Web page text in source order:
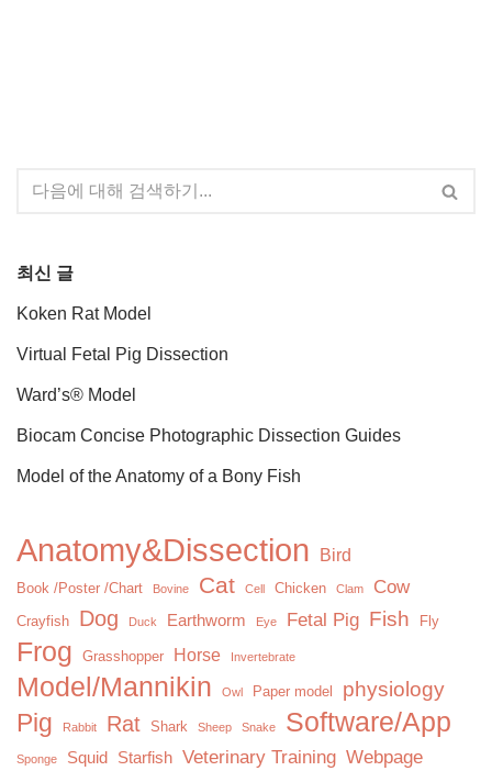
최신 글
Koken Rat Model
Virtual Fetal Pig Dissection
Ward’s® Model
Biocam Concise Photographic Dissection Guides
Model of the Anatomy of a Bony Fish
Anatomy&Dissection Bird
Book /Poster /Chart Bovine Cat Cell Chicken Clam Cow
Crayfish Dog Duck Earthworm Eye Fetal Pig Fish Fly
Frog Grasshopper Horse Invertebrate
Model/Mannikin Owl Paper model physiology
Pig Rabbit Rat Shark Sheep Snake Software/App
Sponge Squid Starfish Veterinary Training Webpage